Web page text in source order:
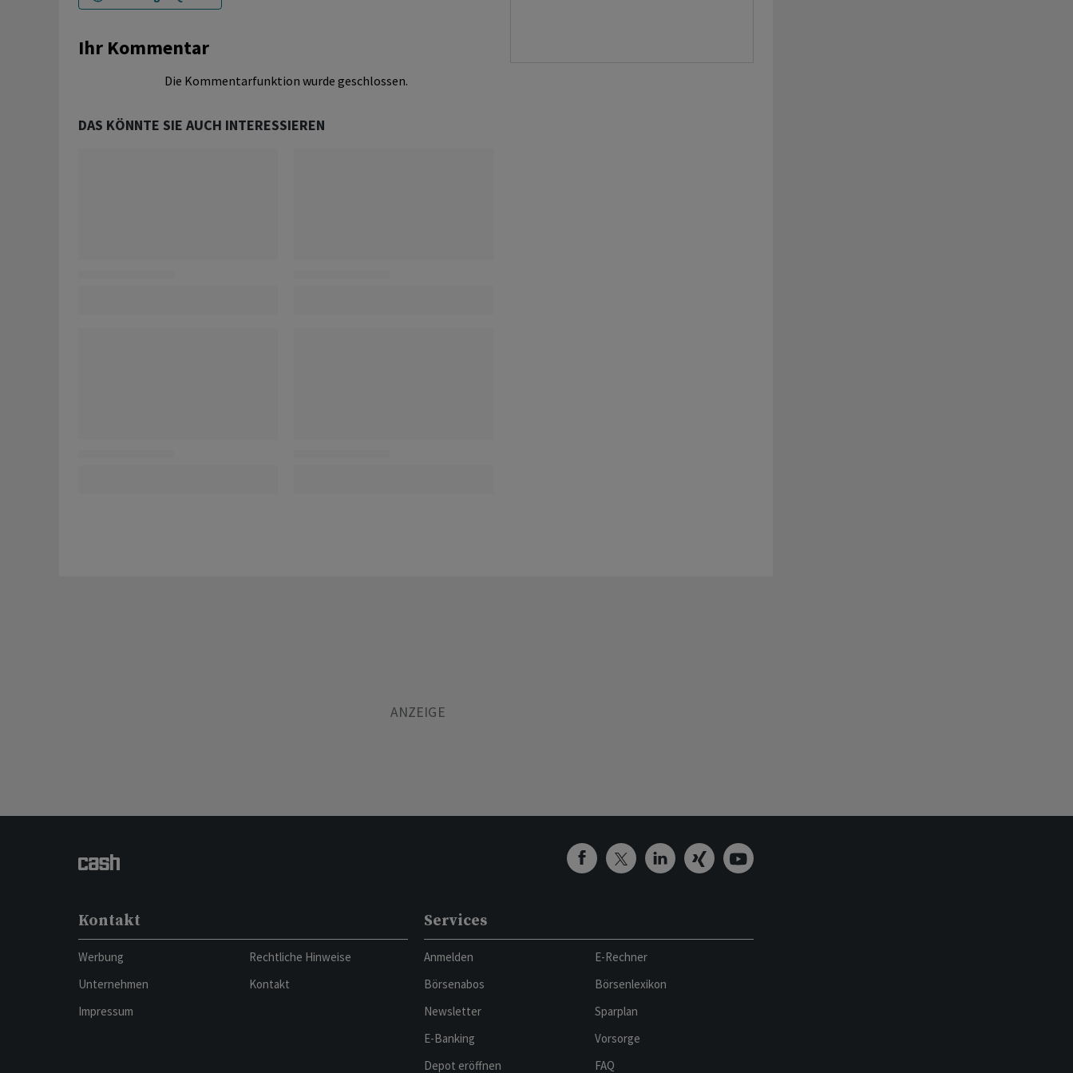
Ihr Kommentar
Die Kommentarfunktion wurde geschlossen.
DAS KÖNNTE SIE AUCH INTERESSIEREN
Kontakt
Werbung
Unternehmen
Impressum
Rechtliche Hinweise
Kontakt
Services
Anmelden
Börsenabos
Newsletter
E-Banking
Depot eröffnen
E-Rechner
Börsenlexikon
Sparplan
Vorsorge
FAQ